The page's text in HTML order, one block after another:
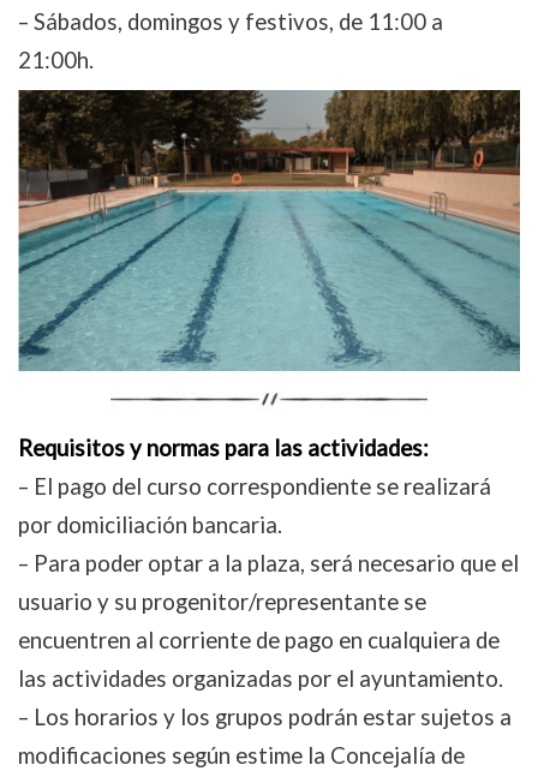
– Sábados, domingos y festivos, de 11:00 a
21:00h.
Requisitos y normas para las actividades:
– El pago del curso correspondiente se realizará
por domiciliación bancaria.
– Para poder optar a la plaza, será necesario que el
usuario y su progenitor/representante se
encuentren al corriente de pago en cualquiera de
las actividades organizadas por el ayuntamiento.
– Los horarios y los grupos podrán estar sujetos a
modificaciones según estime la Concejalía de